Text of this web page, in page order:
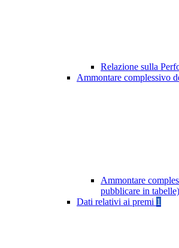
Relazione sulla
Ammontare complessivo
Ammontare
pubblicare in tabelle)
Dati relativi ai premi 1